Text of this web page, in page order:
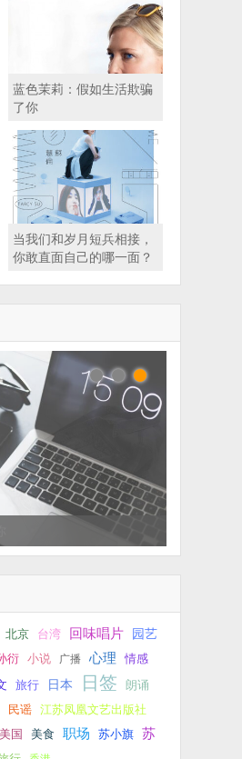
蓝色茉莉：假如生活欺骗
了你
当我们和岁月短兵相接，
你敢直面自己的哪一面？
北京 台湾 回味唱片 园艺
衍 小说 广播 心理 情感
旅行 日本 日签 朗诵
民谣
江苏凤凰文艺出版社
美国 美食 职场 苏小旗
苏